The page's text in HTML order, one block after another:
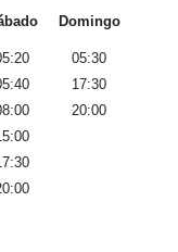
Domingo
05:30
17:30
20:00